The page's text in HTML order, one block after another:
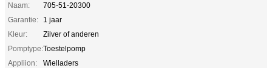
Naam:
705-51-20300
Garantie:
1 jaar
Kleur:
Zilver of anderen
Pomptype:Toestelpomp
Appliion:
Wielladers